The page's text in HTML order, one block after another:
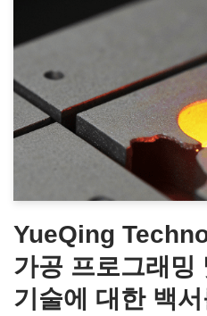
YueQing
가공 프로그래밍
기술에 대한 백